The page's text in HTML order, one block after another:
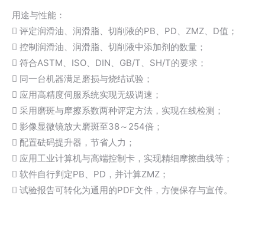
用途与性能：
 评定润滑油、润滑脂、切削液的PB、PD、ZMZ、D值；
 控制润滑油、润滑脂、切削液中添加剂的数量；
 符合ASTM、ISO、DIN、GB/T、SH/T的要求；
 同一台机器满足磨损与烧结试验；
 应用高精度伺服系统实现无级调速；
 采用磨斑与摩擦系数两种评定方法，实现在线检测；
 影像显微镜放大磨斑至38～254倍；
 配置砝码提升器，节省人力；
 应用工业计算机与高端控制卡，实现精细摩擦曲线等；
 软件自行判定PB、PD，并计算ZMZ；
 试验报告可转化为通用的PDF文件，方便保存与宣传。